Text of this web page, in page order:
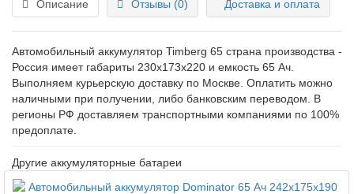
Описание Отзывы (0) Доставка и оплата
Автомобильный аккумулятор Timberg 65 страна производства -
Россия имеет габариты 230x173x220 и емкость 65 Ач.
Выполняем курьерскую доставку по Москве. Оплатить можно
наличными при получении, либо банковским переводом. В
регионы РФ доставляем транспортными компаниями по 100%
предоплате.
Другие аккумуляторные батареи